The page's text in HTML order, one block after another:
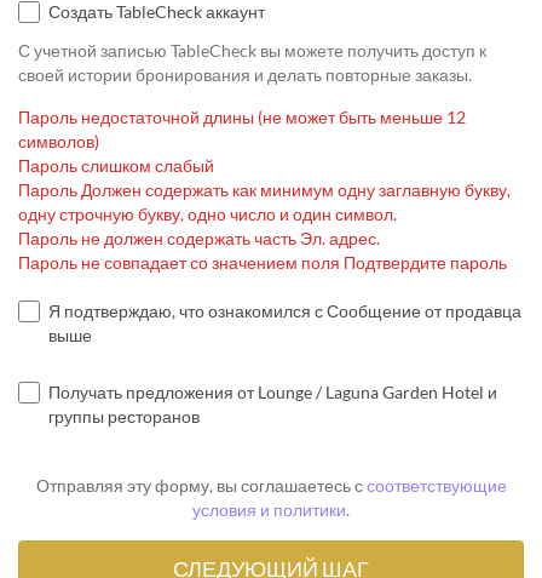
Создать TableCheck аккаунт
С учетной записью TableCheck вы можете получить доступ к
своей истории бронирования и делать повторные заказы.
Пароль недостаточной длины (не может быть меньше 12
символов)
Пароль слишком слабый
Пароль Должен содержать как минимум одну заглавную букву,
одну строчную букву, одно число и один символ.
Пароль не должен содержать часть Эл. адрес.
Пароль не совпадает со значением поля Подтвердите пароль
Я подтверждаю, что ознакомился с Сообщение от продавца
выше
Получать предложения от Lounge / Laguna Garden Hotel и
группы ресторанов
Отправляя эту форму, вы соглашаетесь ссоответствующие
условия и политики.